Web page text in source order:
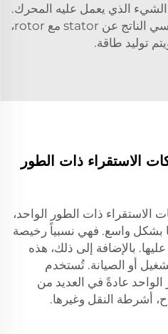
الشيء الذي يعمل عليه المحرك.
عندما يلتقي المجال المغناطيسي الناتج عن stator مع rotor،
توليد طاقة.
الاستقراء ذات الطور
الاستقراء ذات الطور الواحد،
بشكل واسع. فهي نسبياً رخيصة
بالإضافة إلى ذلك، هذه
أو الصيانة. تُستخدم
عادةً في العديد من
أشرطة النقل وغيرها.